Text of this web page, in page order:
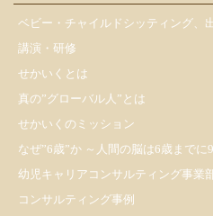
ベビー・チャイルドシッティング、
講演・研修
せかいくとは
真の”グローバル人”とは
せかいくのミッション
なぜ”6歳”か ～人間の脳は6歳までに
幼児キャリアコンサルティング事業
コンサルティング事例